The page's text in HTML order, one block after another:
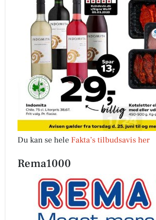
Du kan se hele Fakta’s tilbudsavis her
Rema1000